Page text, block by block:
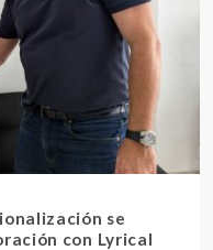
se
con Lyrical